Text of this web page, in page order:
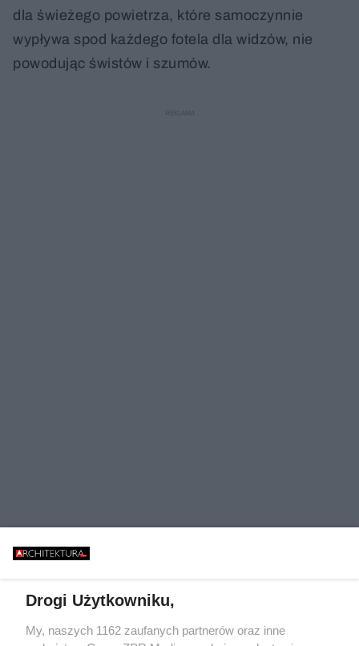
dla świeżego powietrza, które samoczynnie
wypływa spod każdego fotela dla widzów, nie
powodując świstów i szumów.
Ściany mają postać akustycznej
Drogi Użytkowniku,
My, naszych 1162 zaufanych partnerów oraz inne